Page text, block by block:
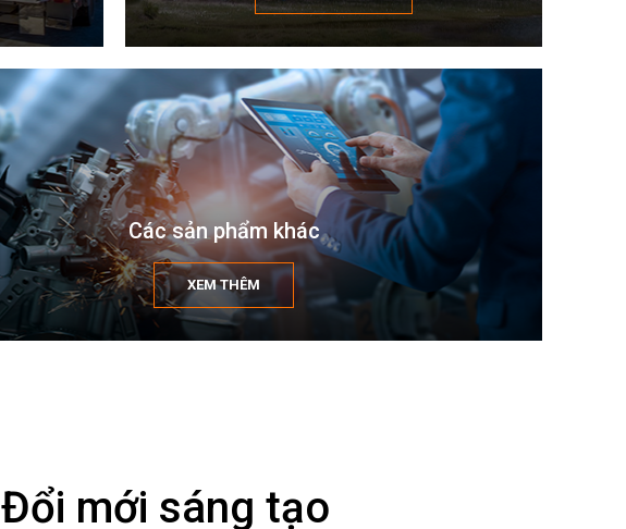
Các sản phẩm khác
XEM THÊM
Đổi mới sáng tạo